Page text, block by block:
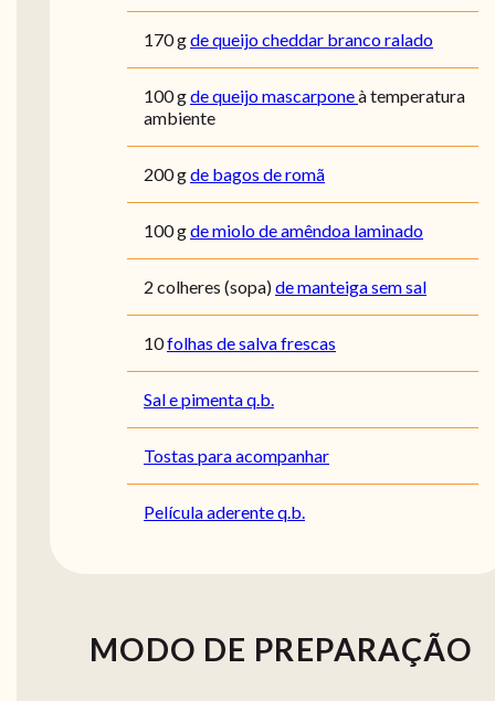
170gde queijo cheddar branco ralado
100gde queijo mascarponeà temperatura
ambiente
200gde bagos de romã
100gde miolo de amêndoa laminado
2 colheres (sopa)de manteiga sem sal
10folhas de salva frescas
Sal e pimenta q.b.
Tostas para acompanhar
Película aderente q.b.
MODO DE PREPARAÇÃO